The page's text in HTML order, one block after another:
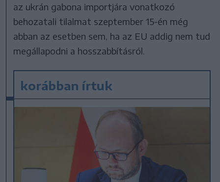
az ukrán gabona importjára vonatkozó
behozatali tilalmat szeptember 15-én még
abban az esetben sem, ha az EU addig nem tud
megállapodni a hosszabbításról.
korábban írtuk